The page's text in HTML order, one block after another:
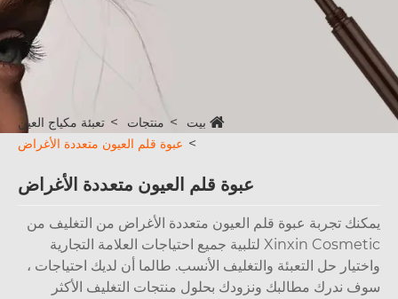
بيت منتجات
تعبئة مكياج العين
عبوة قلم العيون متعددة الأغراض
عبوة قلم العيون متعددة الأغراض
تجربة عبوة قلم العيون متعددة الأغراض من التغليف من
Xinxin Cosmetic لتلبية جميع احتياجات العلامة التجارية
حل التعبئة والتغليف الأنسب. طالما أن لديك احتياجات ،
ندرك مطالبك ونزودك بحلول منتجات التغليف الأكثر